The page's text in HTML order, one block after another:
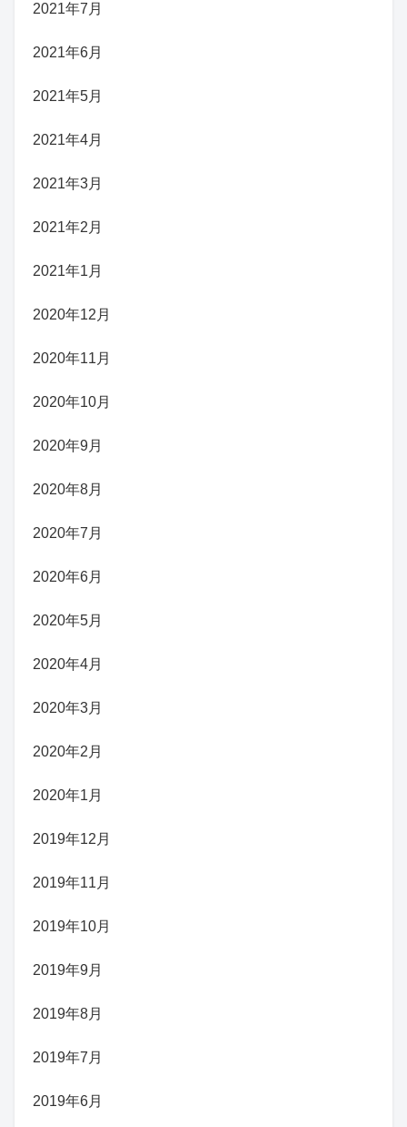
2021年7月
2021年6月
2021年5月
2021年4月
2021年3月
2021年2月
2021年1月
2020年12月
2020年11月
2020年10月
2020年9月
2020年8月
2020年7月
2020年6月
2020年5月
2020年4月
2020年3月
2020年2月
2020年1月
2019年12月
2019年11月
2019年10月
2019年9月
2019年8月
2019年7月
2019年6月